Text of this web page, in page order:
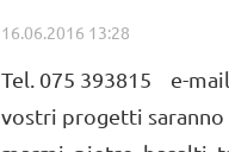
16.06.2016 13:28
Tel. 075 393815 e-
vostri progetti saranno